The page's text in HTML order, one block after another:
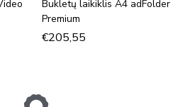
Bukletų laikiklis A4 adFolder
Premium
€205,55